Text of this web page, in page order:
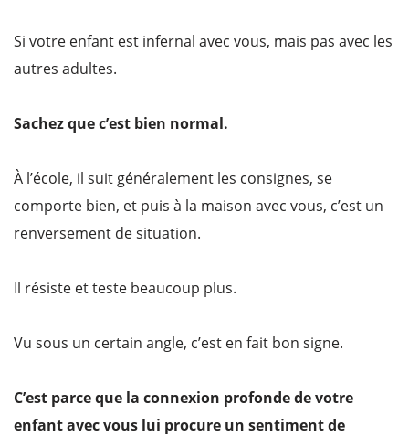
Si votre enfant est infernal avec vous, mais pas avec les
autres adultes.
Sachez que c’est bien normal.
À l’école, il suit généralement les consignes, se
comporte bien, et puis à la maison avec vous, c’est un
renversement de situation.
Il résiste et teste beaucoup plus.
Vu sous un certain angle, c’est en fait bon signe.
C’est parce que la connexion profonde de votre
enfant avec vous lui procure un sentiment de